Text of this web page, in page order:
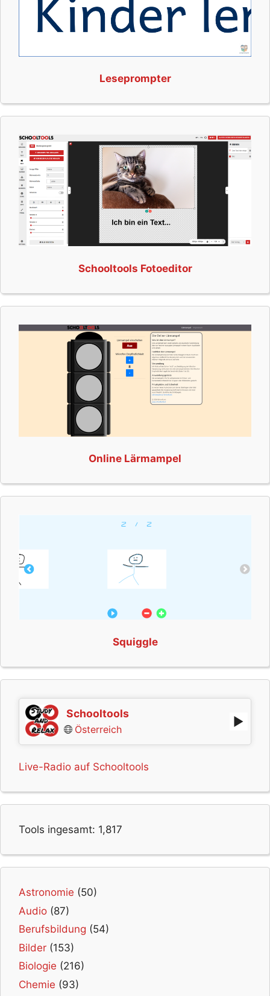
Leseprompter
Schooltools Fotoeditor
Online Lärmampel
Squiggle
Schooltools
Österreich
Live-Radio auf Schooltools
Tools ingesamt: 1,817
Astronomie (50)
Audio (87)
Berufsbildung (54)
Bilder (153)
Biologie (216)
Chemie (93)